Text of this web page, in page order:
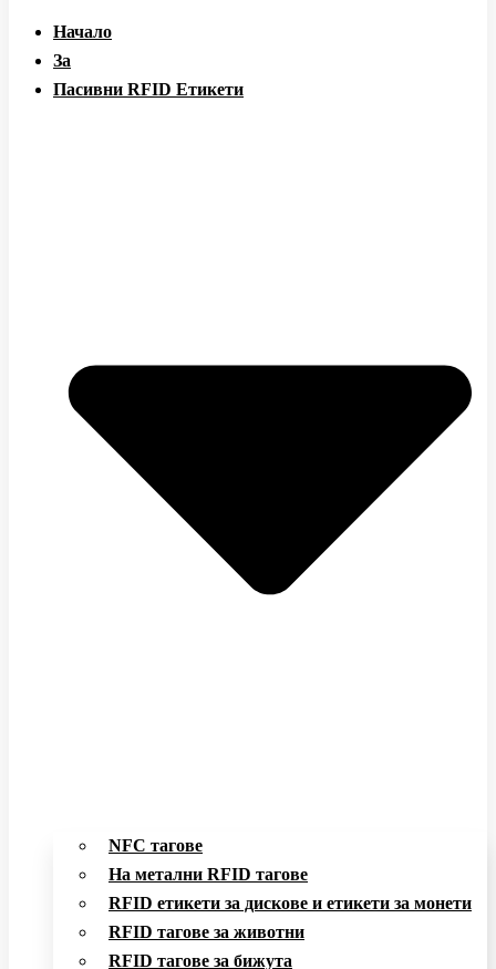
Начало
За
Пасивни RFID Етикети
NFC тагове
На метални RFID тагове
RFID етикети за дискове и етикети за монети
RFID тагове за животни
RFID тагове за бижута